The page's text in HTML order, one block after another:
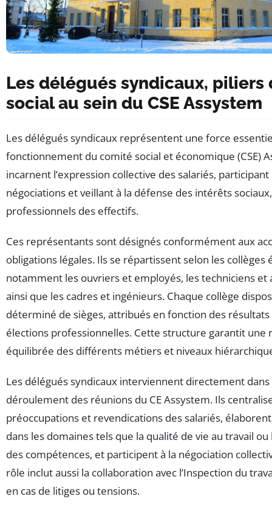
Les délégués syndicaux,
social au sein du CSE Assystem
Les délégués syndicaux représentent une force
fonctionnement du comité social et économique (CSE)
incarnent l’expression collective des salariés,
négociations et veillant à la défense des intérêts
professionnels des effectifs.
Ces représentants sont désignés conformément aux
obligations légales. Ils se répartissent selon les collèges
notamment les ouvriers et employés, les techniciens et
ainsi que les cadres et ingénieurs. Chaque collège
déterminé de sièges, attribués en fonction des
élections professionnelles. Cette structure garantit une
équilibrée des différents métiers et niveaux
Les délégués syndicaux interviennent directement
déroulement des réunions du CE Assystem. Ils
préoccupations et revendications des salariés,
dans les domaines tels que la qualité de vie au travail
des compétences, et participent à la négociation
rôle inclut aussi la collaboration avec l’Inspection du
en cas de litiges ou tensions.